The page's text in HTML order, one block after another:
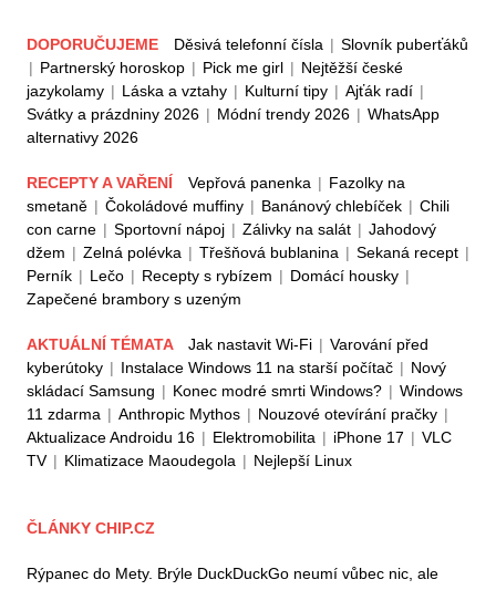
DOPORUČUJEME Děsivá telefonní čísla | Slovník puberťáků
| Partnerský horoskop | Pick me girl | Nejtěžší české
jazykolamy | Láska a vztahy | Kulturní tipy | Ajťák radí |
Svátky a prázdniny 2026 | Módní trendy 2026 | WhatsApp
alternativy 2026
RECEPTY A VAŘENÍ Vepřová panenka | Fazolky na
smetaně | Čokoládové muffiny | Banánový chlebíček | Chili
con carne | Sportovní nápoj | Zálivky na salát | Jahodový
džem | Zelná polévka | Třešňová bublanina | Sekaná recept |
Perník | Lečo | Recepty s rybízem | Domácí housky |
Zapečené brambory s uzeným
AKTUÁLNÍ TÉMATA Jak nastavit Wi-Fi | Varování před
kyberútoky | Instalace Windows 11 na starší počítač | Nový
skládací Samsung | Konec modré smrti Windows? | Windows
11 zdarma | Anthropic Mythos | Nouzové otevírání pračky |
Aktualizace Androidu 16 | Elektromobilita | iPhone 17 | VLC
TV | Klimatizace Maoudegola | Nejlepší Linux
ČLÁNKY CHIP.CZ
Rýpanec do Mety. Brýle DuckDuckGo neumí vůbec nic, ale